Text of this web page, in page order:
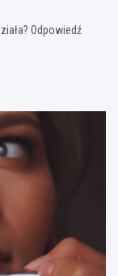
Odpowiedź